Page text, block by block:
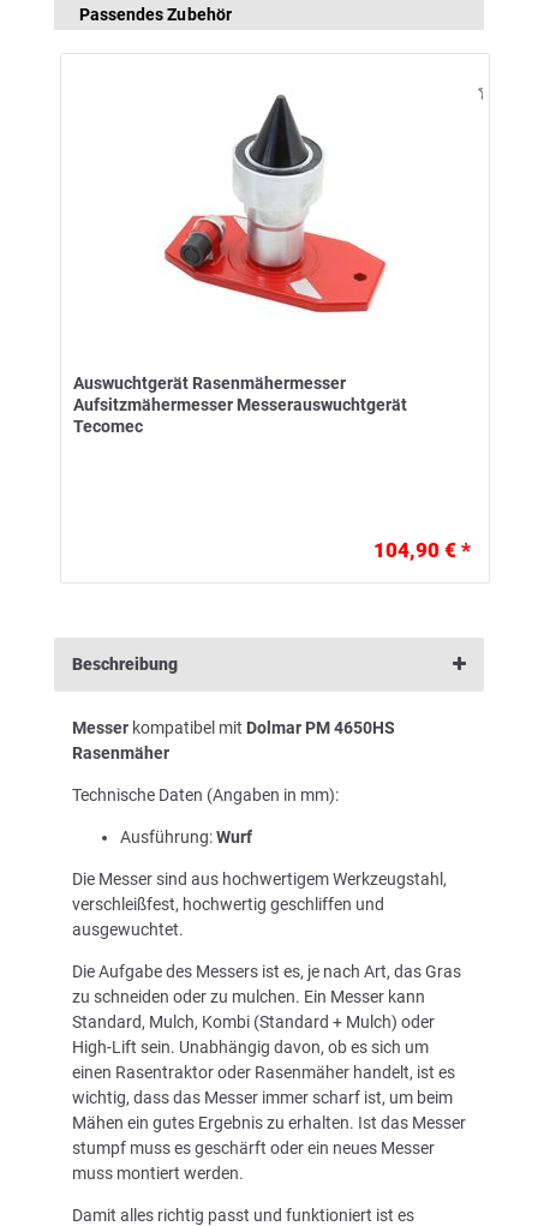
Passendes Zubehör
Auswuchtgerät Rasenmähermesser
Aufsitzmähermesser Messerauswuchtgerät
Tecomec
104,90 € *
Beschreibung
Messer kompatibel mit Dolmar PM 4650HS
Rasenmäher
Technische Daten (Angaben in mm):
Ausführung:Wurf
Die Messer sind aus hochwertigem Werkzeugstahl,
verschleißfest, hochwertig geschliffen und
ausgewuchtet.
Die Aufgabe des Messers ist es, je nach Art, das Gras
zu schneiden oder zu mulchen. Ein Messer kann
Standard, Mulch, Kombi (Standard + Mulch) oder
High-Lift sein. Unabhängig davon, ob es sich um
einen Rasentraktor oder Rasenmäher handelt, ist es
wichtig, dass das Messer immer scharf ist, um beim
Mähen ein gutes Ergebnis zu erhalten. Ist das Messer
stumpf muss es geschärft oder ein neues Messer
muss montiert werden.
Damit alles richtig passt und funktioniert ist es